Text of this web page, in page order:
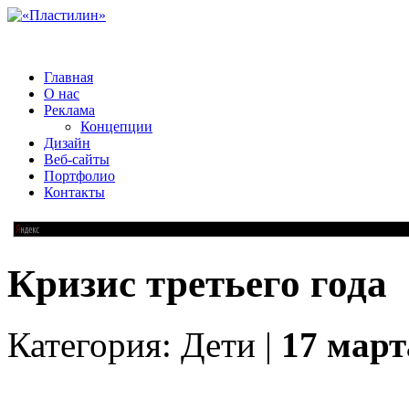
Главная
О нас
Реклама
Концепции
Дизайн
Веб-сайты
Портфолио
Контакты
Кризис третьего года
Категория: Дети | 17